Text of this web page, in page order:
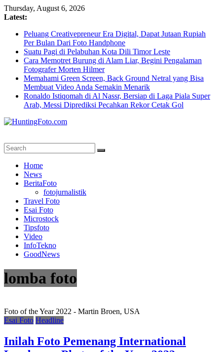
Skip
to
Thursday, August 6, 2026
Latest:
Peluang Creativepreneur Era Digital, Dapat Jutaan Rupiah
Per Bulan Dari Foto Handphone
Suatu Pagi di Pelabuhan Kota Dili Timor Leste
Cara Memotret Burung di Alam Liar, Begini Pengalaman
Fotografer Morten Hilmer
Memahami Green Screen, Back Ground Netral yang Bisa
Membuat Video Anda Semakin Menarik
Ronaldo Istiqomah di Al Nassr, Bersiap di Laga Piala Super
Arab, Messi Diprediksi Pecahkan Rekor Cetak Gol
Berita
Fotografi
Terpercaya
Home
News
BeritaFoto
fotojurnalistik
Travel Foto
Esai Foto
Microstock
Tipsfoto
Video
InfoTekno
GoodNews
lomba foto
Foto of the Year 2022 - Martin Broen, USA
Esai Foto Headline
Inilah Foto Pemenang International